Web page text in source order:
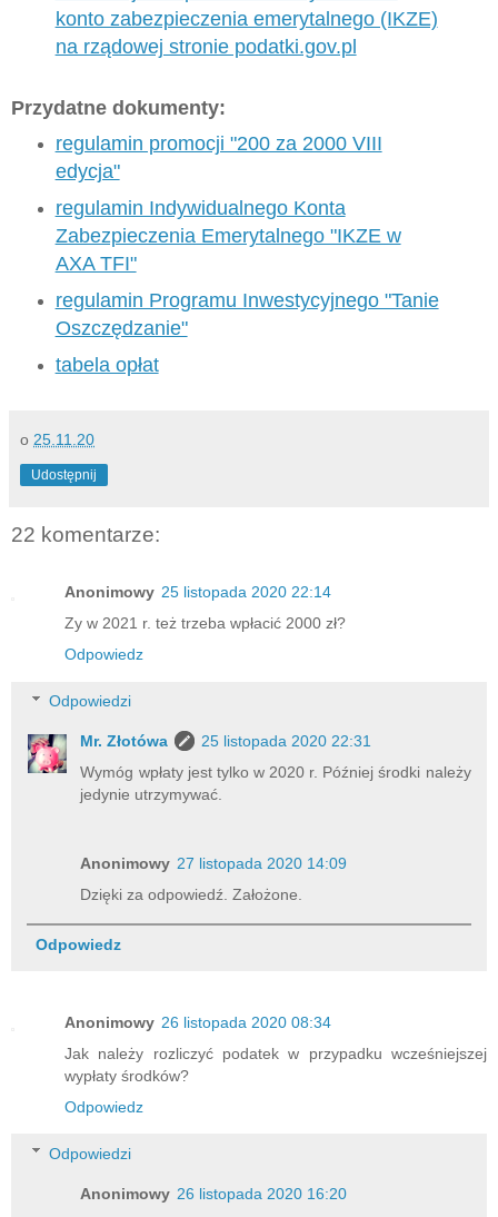
konto zabezpieczenia emerytalnego (IKZE)
na rządowej stronie podatki.gov.pl
Przydatne dokumenty:
regulamin promocji "200 za 2000 VIII
edycja"
regulamin Indywidualnego Konta
Zabezpieczenia Emerytalnego "IKZE w
AXA TFI"
regulamin Programu Inwestycyjnego "Tanie
Oszczędzanie"
tabela opłat
o 25.11.20
Udostępnij
22 komentarze:
Anonimowy 25 listopada 2020 22:14
Zy w 2021 r. też trzeba wpłacić 2000 zł?
Odpowiedz
Odpowiedzi
Mr. Złotówa
25 listopada 2020 22:31
Wymóg wpłaty jest tylko w 2020 r. Później środki należy
jedynie utrzymywać.
Anonimowy 27 listopada 2020 14:09
Dzięki za odpowiedź. Założone.
Odpowiedz
Anonimowy 26 listopada 2020 08:34
Jak należy rozliczyć podatek w przypadku wcześniejszej
wypłaty środków?
Odpowiedz
Odpowiedzi
Anonimowy 26 listopada 2020 16:20